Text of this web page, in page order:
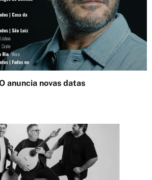
anuncia novas datas